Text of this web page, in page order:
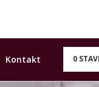
0
Kontakt